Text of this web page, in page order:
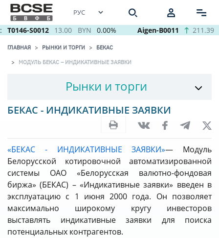
T0146-S0012 13.00 BYN 0.00% Aigen-B0011 211.39
ГЛАВНАЯ РЫНКИ И ТОРГИ БЕКАС
МОДУЛЬ БЕКАС – ИНДИКАТИВНЫЕ ЗАЯВКИ
Рынки и торги
БЕКАС - ИНДИКАТИВНЫЕ ЗАЯВКИ
«БЕКАС - ИНДИКАТИВНЫЕ ЗАЯВКИ»— Модуль
Белорусской котировочной автоматизированной
системы ОАО «Белорусская валютно-фондовая
биржа» (БЕКАС) – «Индикативные заявки» введен в
эксплуатацию с 1 июня 2000 года. Он позволяет
максимально широкому кругу инвесторов
выставлять индикативные заявки для поиска
потенциальных контрагентов.